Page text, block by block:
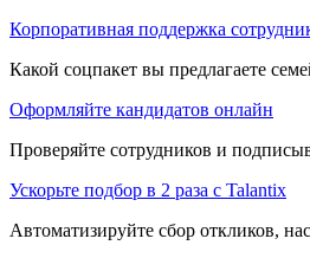
Корпоративная поддержка
Какой соцпакет вы предлагаете
Оформляйте кандидатов онлайн
Проверяйте сотрудников и
Ускорьте подбор в 2 раза с Talantix
Автоматизируйте сбор откликов,